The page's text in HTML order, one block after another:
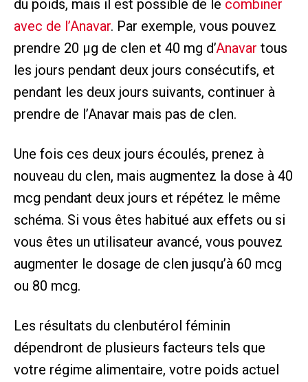
du poids, mais il est possible de le combiner
avec de l’Anavar. Par exemple, vous pouvez
prendre 20 µg de clen et 40 mg d’Anavar tous
les jours pendant deux jours consécutifs, et
pendant les deux jours suivants, continuer à
prendre de l’Anavar mais pas de clen.
Une fois ces deux jours écoulés, prenez à
nouveau du clen, mais augmentez la dose à 40
mcg pendant deux jours et répétez le même
schéma. Si vous êtes habitué aux effets ou si
vous êtes un utilisateur avancé, vous pouvez
augmenter le dosage de clen jusqu’à 60 mcg
ou 80 mcg.
Les résultats du clenbutérol féminin
dépendront de plusieurs facteurs tels que
votre régime alimentaire, votre poids actuel